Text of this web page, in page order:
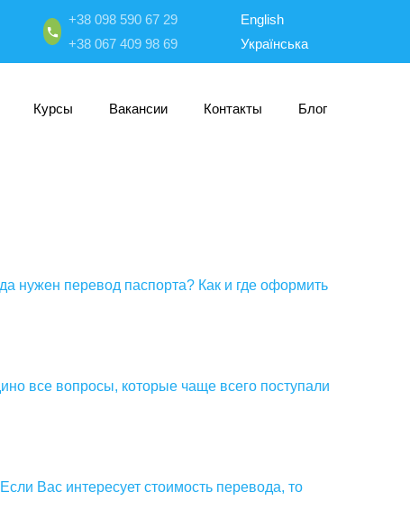
+38 098 590 67 29
+38 067 409 98 69
English
Українська
Курсы Вакансии Контакты Блог
нужен перевод паспорта? Как и где оформить
все вопросы, которые чаще всего поступали
Вас интересует стоимость перевода, то